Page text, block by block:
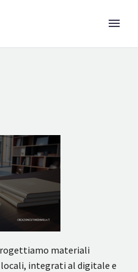
materiali
integrati al digitale e